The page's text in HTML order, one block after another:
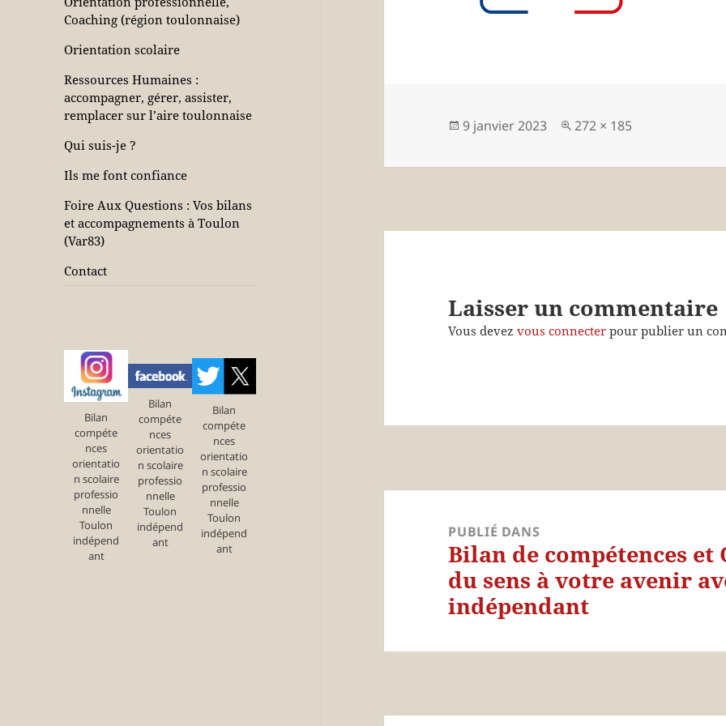
Coaching (région toulonnaise)
Orientation scolaire
Ressources Humaines :
accompagner, gérer, assister,
remplacer sur l’aire toulonnaise
Qui suis-je ?
Ils me font confiance
Foire Aux Questions : Vos bilans
et accompagnements à Toulon
(Var83)
Contact
Bilan
compéte
nces
orientatio
n scolaire
professio
nnelle
Toulon
indépend
ant
Bilan
compéte
nces
orientatio
n scolaire
professio
nnelle
Toulon
indépend
ant
Bilan
compéte
nces
orientatio
n scolaire
professio
nnelle
Toulon
indépend
ant
Publié
9 janvier 2023
Taille
272 × 185
Laisser un commentaire
Vous devezvous connecter pour publier un
PUBLIÉ DANS
Bilan de compétences
du sens à votre avenir
indépendant